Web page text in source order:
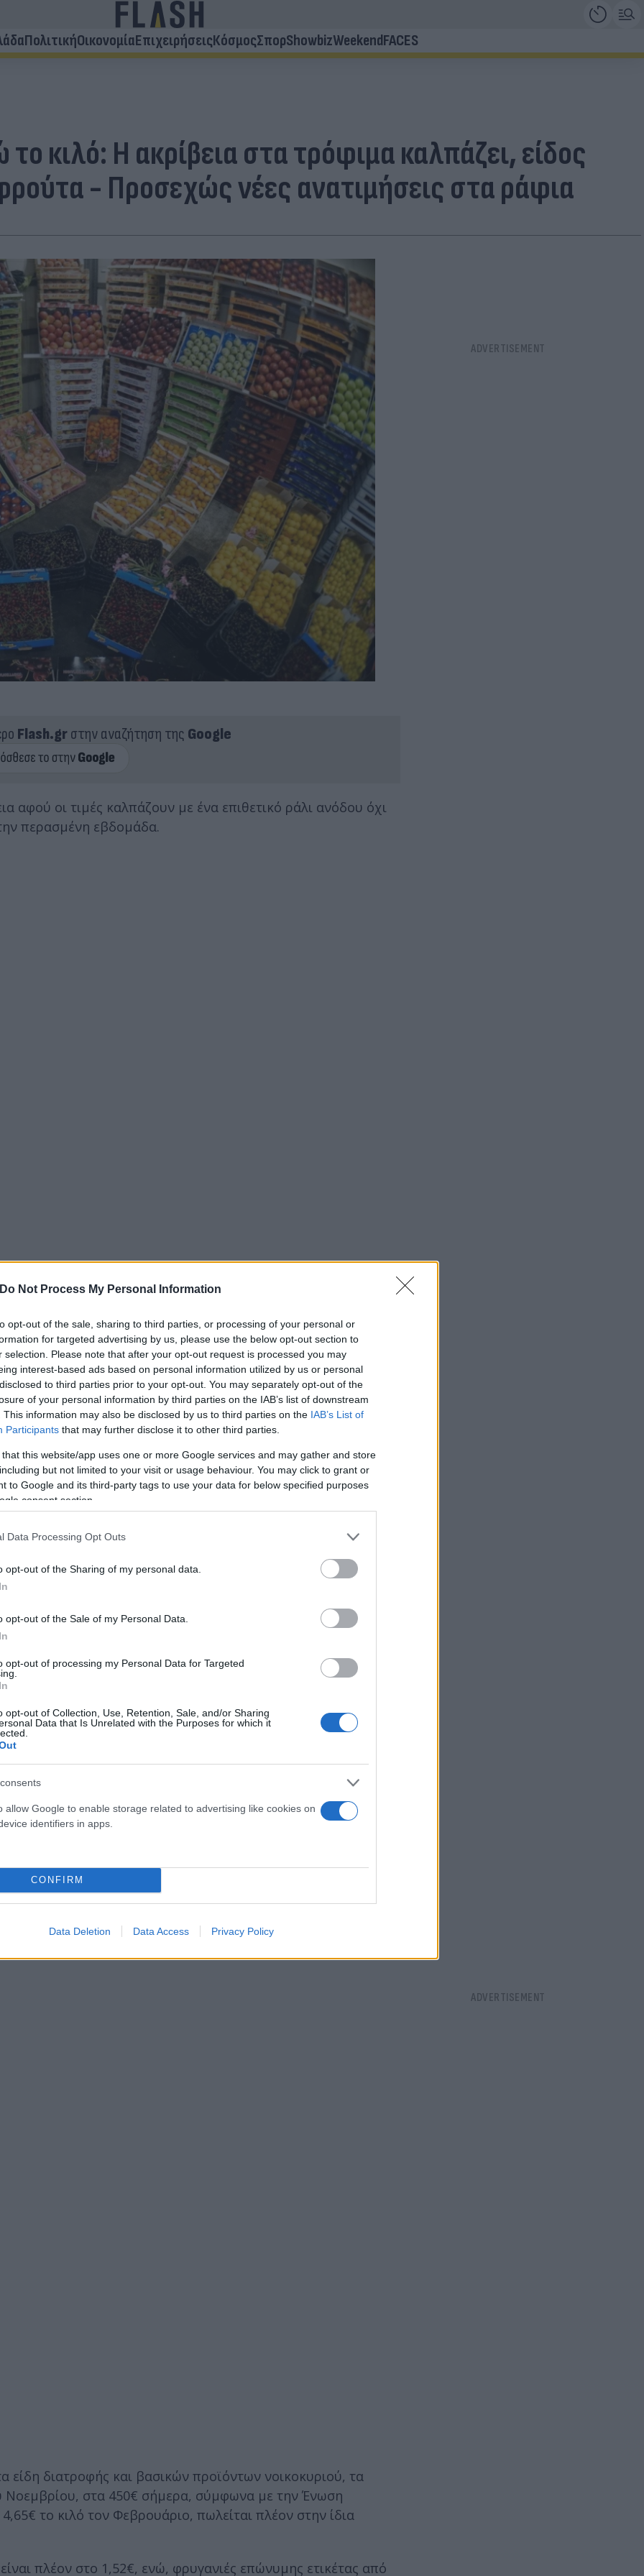
Do Not Process My Personal Information
opt-out of the sale, sharing to third parties, or processing of your personal or
for targeted advertising by us, please use the below opt-out section to
selection. Please note that after your opt-out request is processed you may
interest-based ads based on personal information utilized by us or personal
to third parties prior to your opt-out. You may separately opt-out of the
of your personal information by third parties on the IAB’s list of downstream
This information may also be disclosed by us to third parties on the IAB’s List of
Participants that may further disclose it to other third parties.
that this website/app uses one or more Google services and may gather and store
but not limited to your visit or usage behaviour. You may click to grant or
to Google and its third-party tags to use your data for below specified purposes
consent section.
Data Processing Opt Outs
opt-out of the Sharing of my personal data.
opt-out of the Sale of my Personal Data.
opt-out of processing my Personal Data for Targeted
opt-out of Collection, Use, Retention, Sale, and/or Sharing
Data that Is Unrelated with the Purposes for which it
allow Google to enable storage related to advertising like cookies on
identifiers in apps.
CONFIRM
Data Deletion Data Access Privacy Policy
ΠολιτικήΟικονομίαΕπιχειρήσειςΚόσμοςΣπορShowbizWeekendFACES
κιλό: Η ακρίβεια στα τρόφιμα καλπάζει, είδος
- Προσεχώς νέες ανατιμήσεις στα ράφια
Flash.grστην αναζήτηση της Google
αφού οι τιμές καλπάζουν με ένα επιθετικό ράλι ανόδου όχι
περασμένη εβδομάδα.
επικρατέστερη τιμή στην Θεσσαλονίκη ήταν στα 0,45€
και την Πέμπτη (03/08) στο 1,20€. Μέσα σε μία βδομάδα,
πέρυσι.
€ από 0,60€ που κόστιζαν πέρυσι, οι πιπεριές στο 1,90€
έναν χρόνο.
είδη διατροφής και βασικών προϊόντων νοικοκυριού, τα
Νοεμβρίου, στα 450€ σήμερα, σύμφωνα με την Ένωση
το κιλό τον Φεβρουάριο, πωλείται πλέον στην ίδια
πλέον στο 1,52€, ενώ, φρυγανιές επώνυμης ετικέτας από